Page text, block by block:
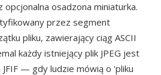
opcjonalna osadzona miniaturka.
przez segment
pliku, zawierający ciąg ASCII
każdy istniejący plik JPEG jest
— gdy ludzie mówią o 'pliku